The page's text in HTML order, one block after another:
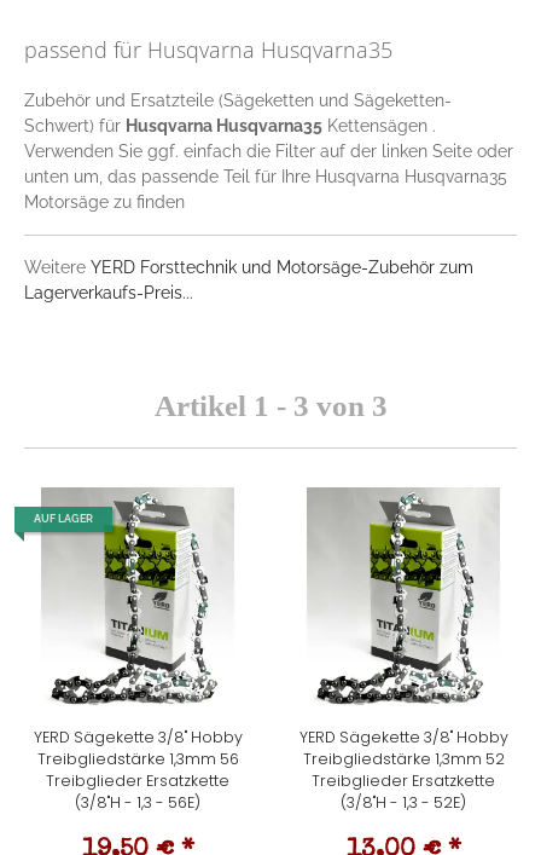
passend für Husqvarna Husqvarna35
Zubehör und Ersatzteile (Sägeketten und Sägeketten-
Schwert) für Husqvarna Husqvarna35 Kettensägen .
Verwenden Sie ggf. einfach die Filter auf der linken Seite oder
unten um, das passende Teil für Ihre Husqvarna Husqvarna35
Motorsäge zu finden
Weitere YERD Forsttechnik und Motorsäge-Zubehör zum
Lagerverkaufs-Preis...
Artikel 1 - 3 von 3
AUF LAGER
YERD Sägekette 3/8" Hobby
Treibgliedstärke 1,3mm 56
Treibglieder Ersatzkette
(3/8"H - 1,3 - 56E)
YERD Sägekette 3/8" Hobby
Treibgliedstärke 1,3mm 52
Treibglieder Ersatzkette
(3/8"H - 1,3 - 52E)